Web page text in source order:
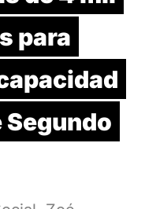
para